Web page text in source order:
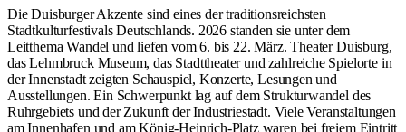
Die Duisburger Akzente sind eines der traditionsreichsten
Stadtkulturfestivals Deutschlands. 2026 standen sie unter dem
Leitthema Wandel und liefen vom 6. bis 22. März. Theater Duisburg,
das Lehmbruck Museum, das Stadttheater und zahlreiche Spielorte in
der Innenstadt zeigten Schauspiel, Konzerte, Lesungen und
Ausstellungen. Ein Schwerpunkt lag auf dem Strukturwandel des
Ruhrgebiets und der Zukunft der Industriestadt. Viele Veranstaltungen
am Innenhafen und am König-Heinrich-Platz waren bei freiem Eintritt